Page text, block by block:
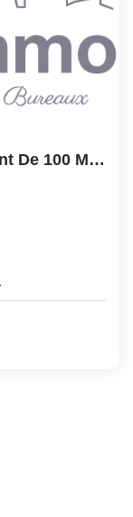
75015 Secteur Balard, Restaurant De 100 M2 Avec Une...